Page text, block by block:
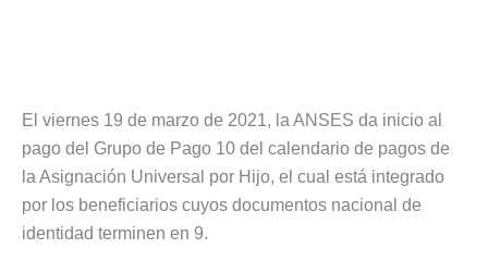
El viernes 19 de marzo de 2021, la ANSES da inicio al
pago del Grupo de Pago 10 del calendario de pagos de
la Asignación Universal por Hijo, el cual está integrado
por los beneficiarios cuyos documentos nacional de
identidad terminen en 9.